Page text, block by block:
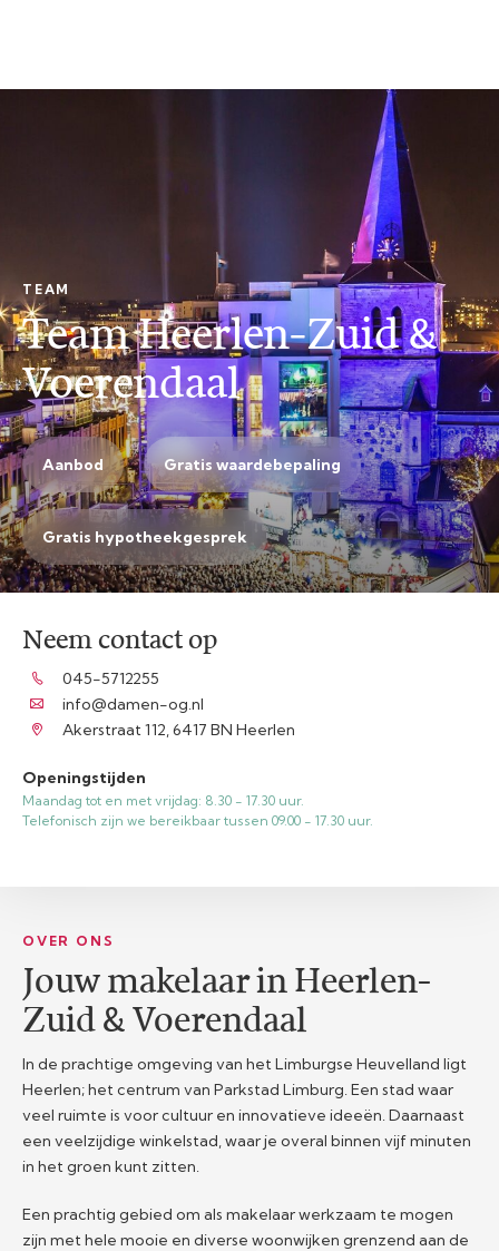
TEAM
Team Heerlen-Zuid &
Voerendaal
Aanbod Gratis waardebepaling
Gratis hypotheekgesprek
Neem contact op
045-5712255
info@damen-og.nl
Akerstraat 112, 6417 BN Heerlen
Openingstijden
Maandag tot en met vrijdag: 8.30 - 17.30 uur.
Telefonisch zijn we bereikbaar tussen 09.00 - 17.30 uur.
OVER ONS
Jouw makelaar in Heerlen-
Zuid & Voerendaal
In de prachtige omgeving van het Limburgse Heuvelland ligt
Heerlen; het centrum van Parkstad Limburg. Een stad waar
veel ruimte is voor cultuur en innovatieve ideeën. Daarnaast
een veelzijdige winkelstad, waar je overal binnen vijf minuten
in het groen kunt zitten.
Een prachtig gebied om als makelaar werkzaam te mogen
zijn met hele mooie en diverse woonwijken grenzend aan de